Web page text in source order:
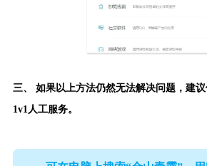
三、 如果以上方法仍然无法解决问题，建议
1v1人工服务。